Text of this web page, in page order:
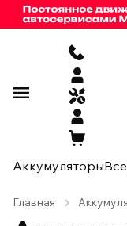
Аккумуляторы
Главная